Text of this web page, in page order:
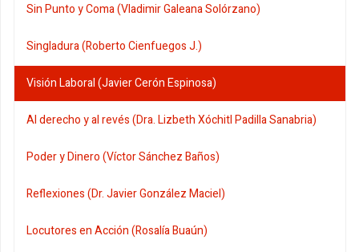
Sin Punto y Coma (Vladimir Galeana Solórzano)
Singladura (Roberto Cienfuegos J.)
Visión Laboral (Javier Cerón Espinosa)
Al derecho y al revés (Dra. Lizbeth Xóchitl Padilla Sanabria)
Poder y Dinero (Víctor Sánchez Baños)
Reflexiones (Dr. Javier González Maciel)
Locutores en Acción (Rosalía Buaún)